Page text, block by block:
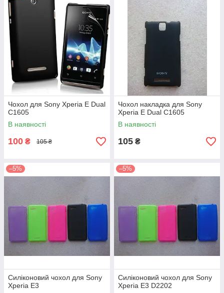
Чохол для Sony Xperia E Dual
C1605
В наявності
100 ₴ 105 ₴
Чохол накладка для Sony
Xperia E Dual C1605
В наявності
105 ₴
–5%
Силіконовий чохол для Sony
Xperia E3
–5%
Силіконовий чохол для Sony
Xperia E3 D2202